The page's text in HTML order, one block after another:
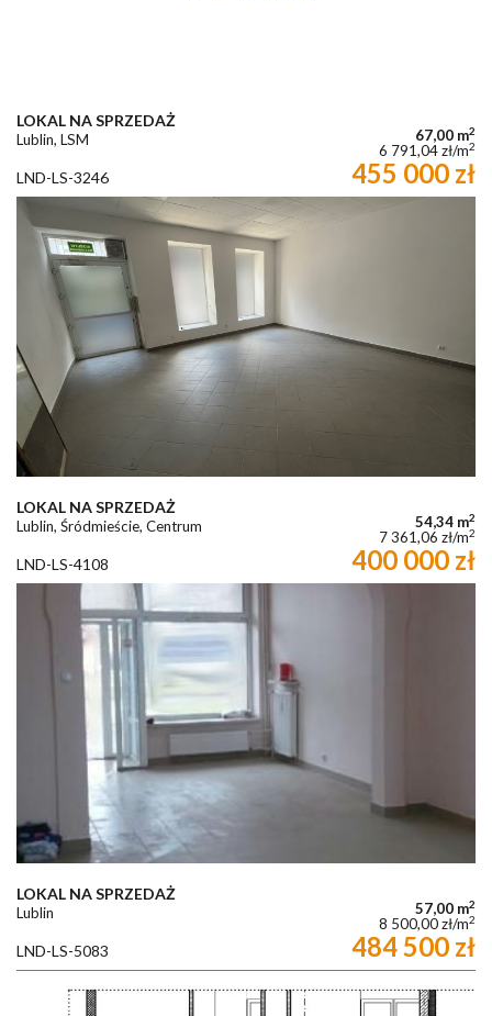
LOKAL NA SPRZEDAŻ
Lublin, LSM 67,00 m2
6 791,04 zł/m2
LND-LS-3246 455 000 zł
LOKAL NA SPRZEDAŻ
Lublin, Śródmieście, Centrum 54,34 m2
7 361,06 zł/m2
LND-LS-4108 400 000 zł
LOKAL NA SPRZEDAŻ
Lublin 57,00 m2
8 500,00 zł/m2
LND-LS-5083 484 500 zł